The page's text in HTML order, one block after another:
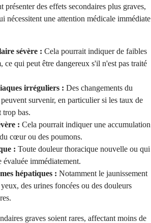
présenter des effets secondaires plus graves,
nécessitent une attention médicale immédiate
sévère : Cela pourrait indiquer de faibles
ce qui peut être dangereux s'il n'est pas traité
irréguliers : Des changements du
survenir, en particulier si les taux de
trop bas.
: Cela pourrait indiquer une accumulation
cœur ou des poumons.
: Toute douleur thoracique nouvelle ou qui
évaluée immédiatement.
hépatiques : Notamment le jaunissement
des urines foncées ou des douleurs
graves soient rares, affectant moins de